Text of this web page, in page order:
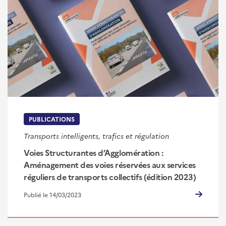
PUBLICATIONS
Transports intelligents, trafics et régulation
Voies Structurantes d’Agglomération :
Aménagement des voies réservées aux services
réguliers de transports collectifs (édition 2023)
Publié le 14/03/2023